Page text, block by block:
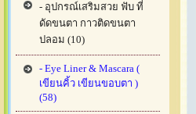
- อุปกรณ์เสริมสวย ฟับ ที่
ดัดขนตา กาวติดขนตา
ปลอม (10)
- Eye Liner & Mascara (
เขียนคิ้ว เขียนขอบตา )
(58)